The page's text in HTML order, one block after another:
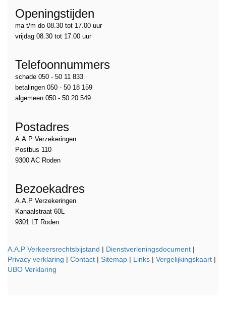
Openingstijden
ma t/m do 08.30 tot 17.00 uur
vrijdag 08.30 tot 17.00 uur
Telefoonnummers
schade 050 - 50 11 833
betalingen 050 - 50 18 159
algemeen 050 - 50 20 549
Postadres
A.A.P Verzekeringen
Postbus 110
9300 AC Roden
Bezoekadres
A.A.P Verzekeringen
Kanaalstraat 60L
9301 LT Roden
A.A.P Verkeersrechtsbijstand | Dienstverleningsdocument |
Privacy verklaring | Contact | Sitemap | Links | Vergelijkingskaart |
UBO Verklaring